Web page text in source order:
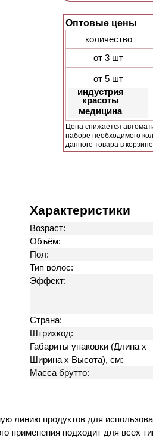
Оптовые цены
количество
от 3 шт
от 5 шт
индустрия
красоты
медицина
Цена снижается
наборе необходимого
данного товара в
Характеристики
Возраст:
Объём:
Пол:
Тип волос:
Эффект:
Страна:
Штрихкод:
Габариты упаковки (Длина х
Ширина х Высота), см:
Масса брутто:
линию продуктов для
применения подходит для всех